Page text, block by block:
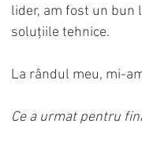
lider, am fost un
soluțiile tehnice.
La rândul meu, mi-
Ce a urmat pentru